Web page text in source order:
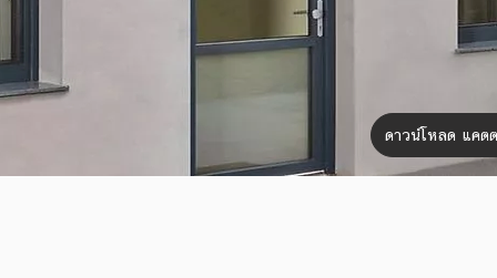
ดาวน์โหลด แคต